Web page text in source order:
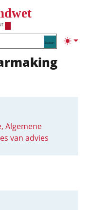
Zoeken
Algemene
van advies